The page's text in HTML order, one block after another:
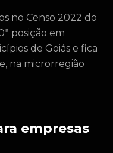
no Censo 2022 do
posição em
de Goiás e fica
na microrregião
empresas